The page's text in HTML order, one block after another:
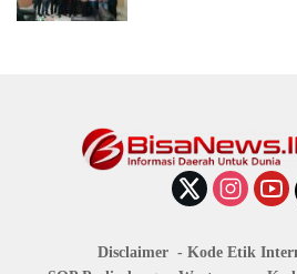
Disclaimer
Kode Etik